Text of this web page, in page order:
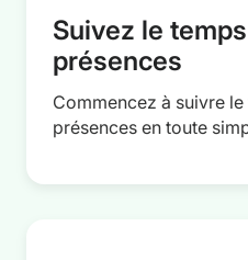
Suivez le
présences
Commencez à suivre
présences en toute